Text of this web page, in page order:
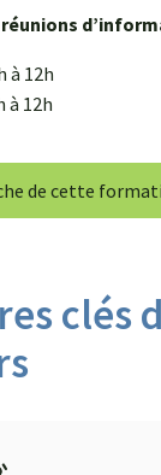
à 12h
à 12h
de cette
clés